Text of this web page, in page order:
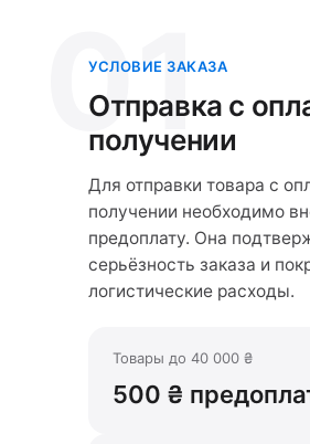
01
УСЛОВИЕ ЗАКАЗА
Отправка с
получении
Для отправки товара с
получении необходимо
предоплату. Она
серьёзность заказа и
логистические расходы.
Товары до 40 000 ₴
500 ₴